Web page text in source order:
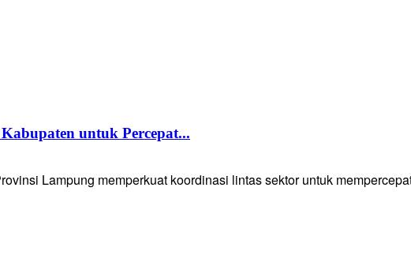
untuk Percepat...
Lampung memperkuat koordinasi lintas sektor untuk